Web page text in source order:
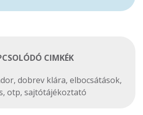
CIMKÉK
, dobrev klára, elbocsátások,
, otp, sajtótájékoztató